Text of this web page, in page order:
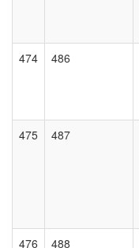
474 486
475 487
476 488